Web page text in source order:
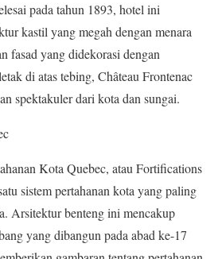
pada tahun 1893, hotel ini
kastil yang megah dengan menara
fasad yang didekorasi dengan
di atas tebing, Château Frontenac
spektakuler dari kota dan sungai.
Kota Quebec, atau Fortifications
sistem pertahanan kota yang paling
Arsitektur benteng ini mencakup
yang dibangun pada abad ke-17